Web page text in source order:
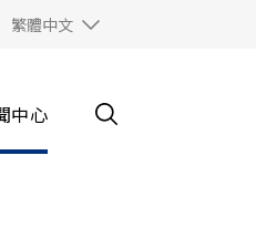
繁體中文
中心